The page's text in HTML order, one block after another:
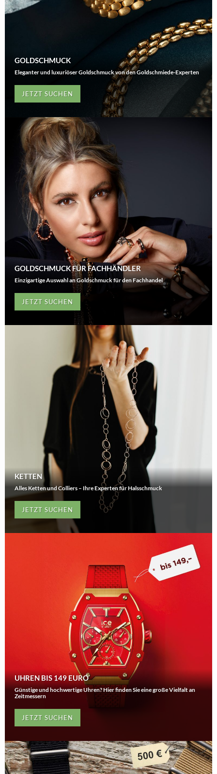
GOLDSCHMUCK
Eleganter und luxuriöser Goldschmuck von den Goldschmiede-Experten
JETZT SUCHEN
GOLDSCHMUCK FÜR FACHHÄNDLER
Einzigartige Auswahl an Goldschmuck für den Fachhandel
JETZT SUCHEN
KETTEN
Alles Ketten und Colliers – Ihre Experten für Halsschmuck
JETZT SUCHEN
UHREN BIS 149 EURO
Günstige und hochwertige Uhren? Hier finden Sie eine große Vielfalt an
Zeitmessern
JETZT SUCHEN